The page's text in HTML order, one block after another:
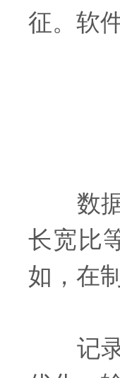
征。软
数据
长宽比
如，在
记录